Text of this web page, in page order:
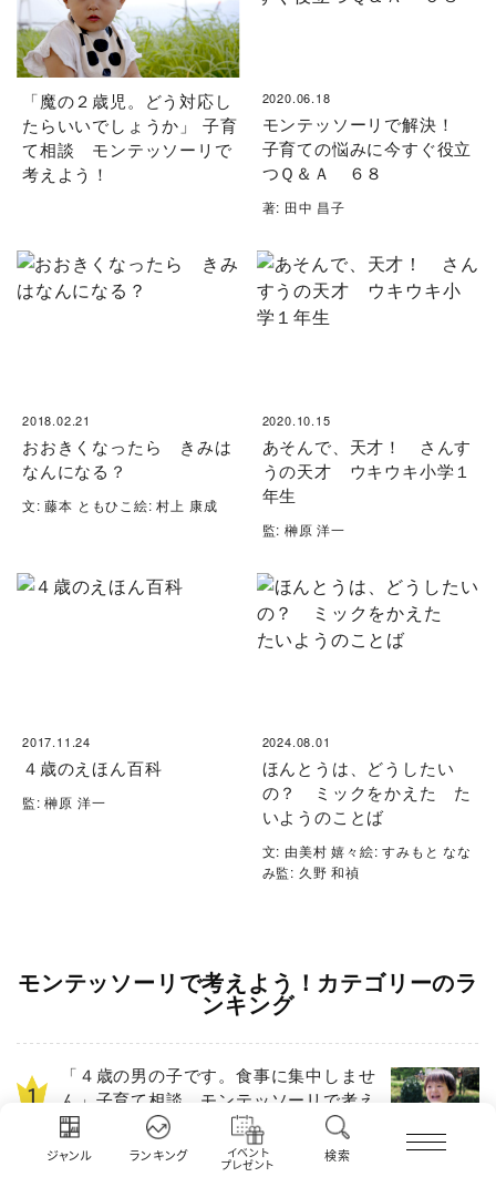
ジャンル ランキング イベント
プレゼント
検索
「魔の２歳児。どう対応し
たらいいでしょうか」 子育
て相談 モンテッソーリで
考えよう！
2020.06.18
モンテッソーリで解決！
子育ての悩みに今すぐ役立
つＱ＆Ａ ６８
著: 田中 昌子
2018.02.21
おおきくなったら きみは
なんになる？
文: 藤本 ともひこ絵: 村上 康成
2020.10.15
あそんで、天才！ さんす
うの天才 ウキウキ小学１
年生
監: 榊原 洋一
2017.11.24
４歳のえほん百科
監: 榊原 洋一
2024.08.01
ほんとうは、どうしたい
の？ ミックをかえた た
いようのことば
文: 由美村 嬉々絵: すみもと なな
み監: 久野 和禎
モンテッソーリで考えよう！カテゴリーのラ
ンキング
「４歳の男の子です。食事に集中しませ
ん」子育て相談 モンテッソーリで考え
よう！